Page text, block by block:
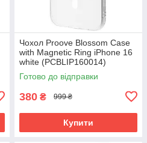
Чохол Proove Blossom Case
with Magnetic Ring iPhone 16
white (PCBLIP160014)
Готово до відправки
380 ₴ 999 ₴
Купити